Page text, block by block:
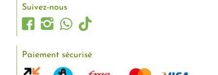
Suivez-nous
Paiement sécurisé